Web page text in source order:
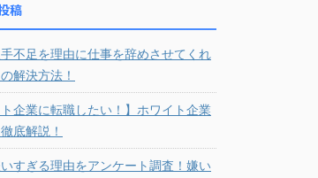
稿
不足を理由に仕事を辞めさせてくれ
解決方法！
ト企業に転職したい！】ホワイト企業
底解説！
すぎる理由をアンケート調査！嫌い